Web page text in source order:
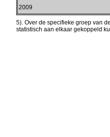
2009
5). Over de specifieke groep van
statistisch aan elkaar gekoppeld